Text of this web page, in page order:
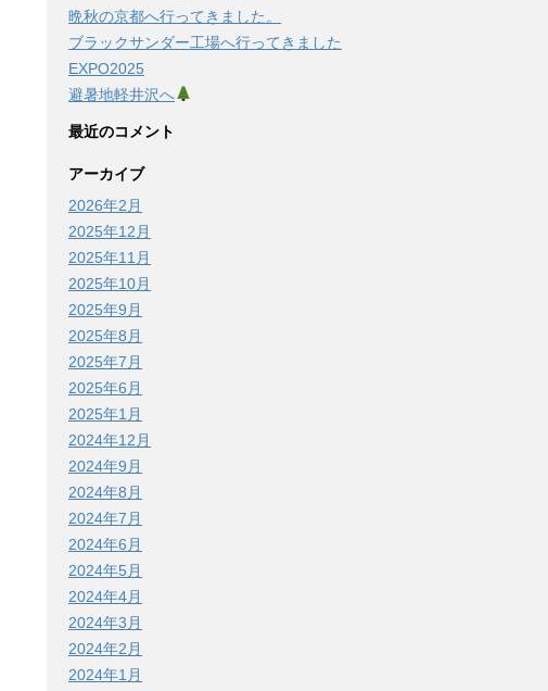
晩秋の京都へ行ってきました。
ブラックサンダー工場へ行ってきました
EXPO2025
避暑地軽井沢へ
最近のコメント
アーカイブ
2026年2月
2025年12月
2025年11月
2025年10月
2025年9月
2025年8月
2025年7月
2025年6月
2025年1月
2024年12月
2024年9月
2024年8月
2024年7月
2024年6月
2024年5月
2024年4月
2024年3月
2024年2月
2024年1月